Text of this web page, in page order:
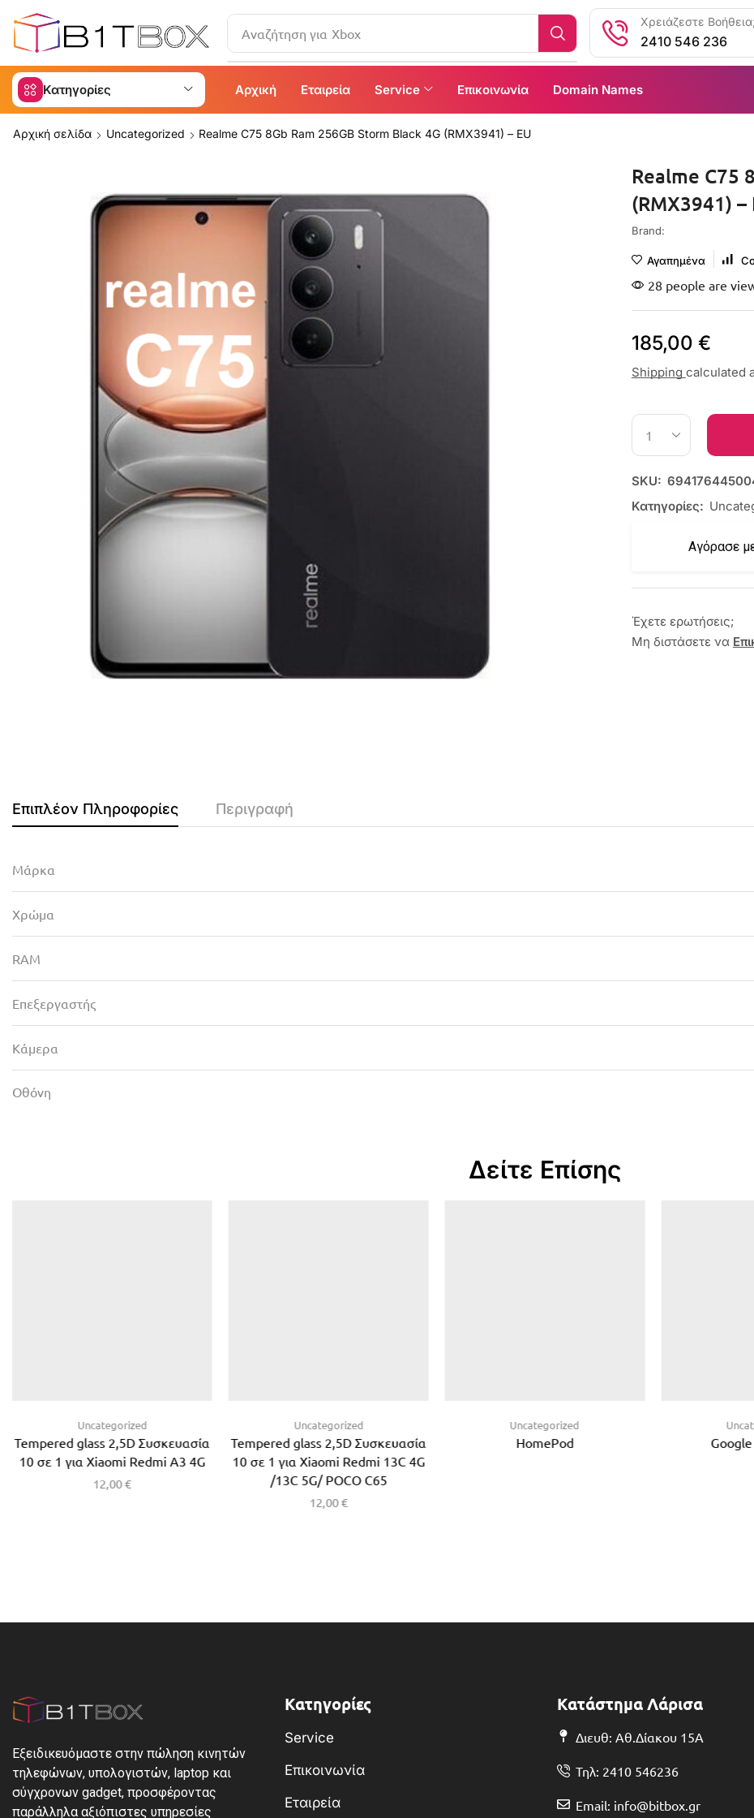
Αναζήτηση για iPad
Χρειάζεστε Βοήθεια;
2410 546 236
Κατηγορίες Αρχική Εταιρεία Service Επικοινωνία Domain Names
Αρχική σελίδα Uncategorized Realme C75 8Gb Ram 256GB Storm Black 4G (RMX3941) – EU
Realme C75
(RMX3941) –
Brand:
Αγαπημένα
28 people are
185,00 €
Shipping calculated
SKU:
Κατηγορίες:
Αγόρασε
Έχετε ερωτήσεις;
Μη διστάσετε να
Επιπλέον Πληροφορίες Περιγραφή
Μάρκα
Χρώμα
RAM
Επεξεργαστής
Κάμερα
Οθόνη
Δείτε Επίσης
Uncategorized
Tempered glass 2,5D Συσκευασία
10 σε 1 για Xiaomi Redmi A3 4G
12,00€
Uncategorized
Tempered glass 2,5D Συσκευασία
10 σε 1 για Xiaomi Redmi 13C 4G
/13C 5G/ POCO C65
12,00€
Uncategorized
HomePod
Εξειδικευόμαστε στην πώληση κινητών
τηλεφώνων, υπολογιστών, laptop και
σύγχρονων gadget, προσφέροντας
παράλληλα αξιόπιστες υπηρεσίες
Κατηγορίες
Service
Επικοινωνία
Εταιρεία
Κατάστημα Λάρισα
Διευθ: Αθ.Δίακου 15Α
Τηλ: 2410 546236
Email: info@bitbox.gr